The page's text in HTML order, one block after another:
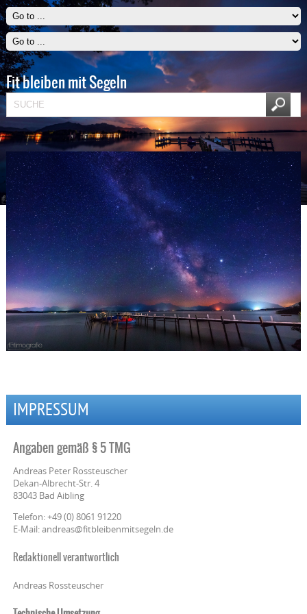
Fit bleiben mit Segeln
IMPRESSUM
Angaben gemäß § 5 TMG
Andreas Peter Rossteuscher
Dekan-Albrecht-Str. 4
83043 Bad Aibling
Telefon: +49 (0) 8061 91220
E-Mail: andreas@fitbleibenmitsegeln.de
Redaktionell verantwortlich
Andreas Rossteuscher